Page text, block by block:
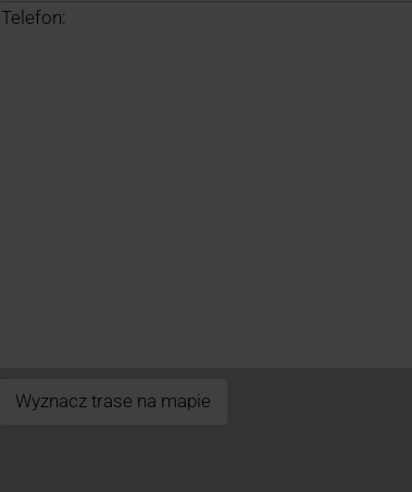
Telefon:
Wyznacz trase na mapie